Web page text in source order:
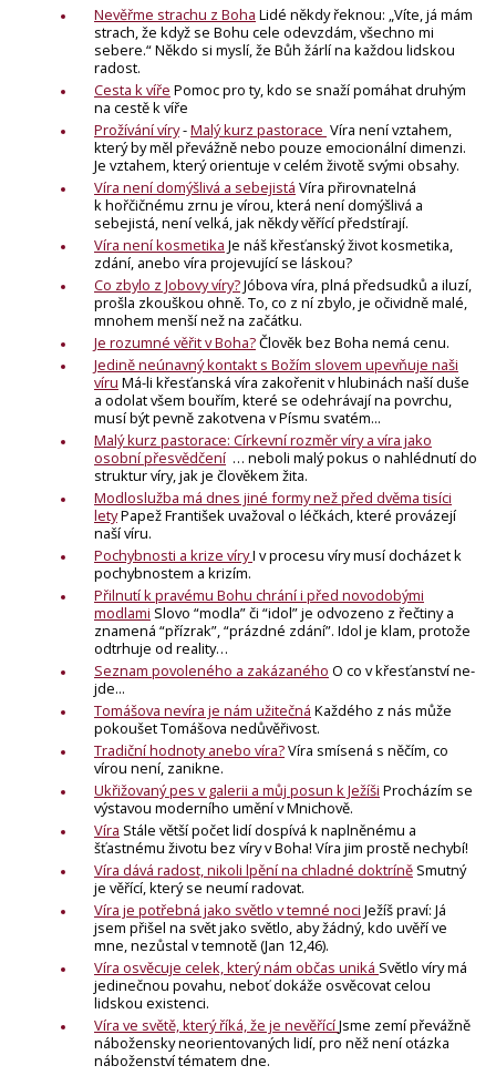
Nevěřme strachu z Boha Lidé někdy řeknou: „Víte, já mám
strach, že když se Bohu cele odevzdám, všechno mi
sebere.“ Někdo si myslí, že Bůh žárlí na každou lidskou
radost.
Cesta k víře Pomoc pro ty, kdo se snaží pomáhat druhým
na cestě k víře
Prožívání víry-Malý kurz pastorace Víra není vztahem,
který by měl převážně nebo pouze emocionální dimenzi.
Je vztahem, který orientuje v celém životě svými obsahy.
Víra není domýšlivá a sebejistá Víra přirovnatelná
k hořčičnému zrnu je vírou, která není domýšlivá a
sebejistá, není velká, jak někdy věřící předstírají.
Víra není kosmetika Je náš křesťanský život kosmetika,
zdání, anebo víra projevující se láskou?
Co zbylo z Jobovy víry?Jóbova víra, plná předsudků a iluzí,
prošla zkouškou ohně. To, co z ní zbylo, je očividně malé,
mnohem menší než na začátku.
Je rozumné věřit v Boha?Člověk bez Boha nemá cenu.
Jedině neúnavný kontakt s Božím slovem upevňuje naši
víru Má-li křesťanská víra zakořenit v hlubinách naší duše
a odolat všem bouřím, které se odehrávají na povrchu,
musí být pevně zakotvena v Písmu svatém...
Malý kurz pastorace: Církevní rozměr víry a víra jako
osobní přesvědčení … neboli malý pokus o nahlédnutí do
struktur víry, jak je člověkem žita.
Modloslužba má dnes jiné formy než před dvěma tisíci
letyPapež František uvažoval o léčkách, které provázejí
naší víru.
Pochybnosti a krize víryI v procesu víry musí docházet k
pochybnostem a krizím.
Přilnutí k pravému Bohu chrání i před novodobými
modlami Slovo “modla” či “idol” je odvozeno z řečtiny a
znamená “přízrak”, “prázdné zdání”. Idol je klam, protože
odtrhuje od reality…
Seznam povoleného a zakázaného O co v křesťanství ne-
jde...
Tomášova nevíra je nám užitečná Každého z nás může
pokoušet Tomášova nedůvěřivost.
Tradiční hodnoty anebo víra?Víra smísená s něčím, co
vírou není, zanikne.
Ukřižovaný pes v galerii a můj posun k Ježíši Procházím se
výstavou moderního umění v Mnichově.
Víra Stále větší počet lidí dospívá k naplněnému a
šťastnému životu bez víry v Boha! Víra jim prostě nechybí!
Víra dává radost, nikoli lpění na chladné doktríně Smutný
je věřící, který se neumí radovat.
Víra je potřebná jako světlo v temné noci Ježíš praví: Já
jsem přišel na svět jako světlo, aby žádný, kdo uvěří ve
mne, nezůstal v temnotě (Jan 12,46).
Víra osvěcuje celek, který nám občas uniká Světlo víry má
jedinečnou povahu, neboť dokáže osvěcovat celou
lidskou existenci.
Víra ve světě, který říká, že je nevěřícíJsme zemí převážně
nábožensky neorientovaných lidí, pro něž není otázka
náboženství tématem dne.